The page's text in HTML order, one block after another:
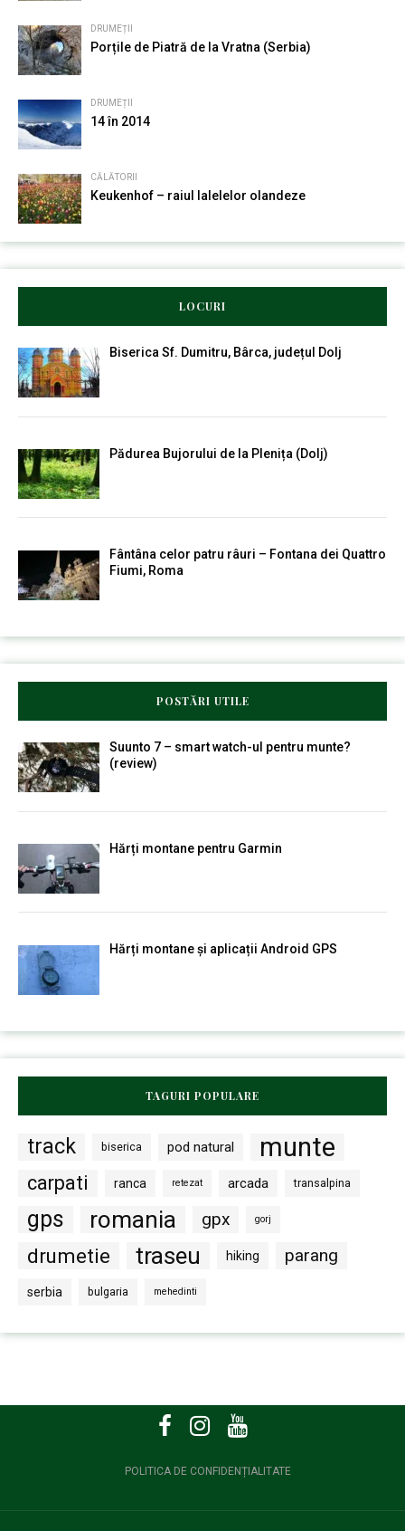
DRUMEȚII
Porțile de Piatră de la Vratna (Serbia)
DRUMEȚII
14 în 2014
CĂLĂTORII
Keukenhof – raiul lalelelor olandeze
LOCURI
Biserica Sf. Dumitru, Bârca, județul Dolj
Pădurea Bujorului de la Plenița (Dolj)
Fântâna celor patru râuri – Fontana dei Quattro
Fiumi, Roma
POSTĂRI UTILE
Suunto 7 – smart watch-ul pentru munte?
(review)
Hărți montane pentru Garmin
Hărți montane și aplicații Android GPS
TAGURI POPULARE
track biserica pod natural munte
carpati ranca retezat arcada transalpina
gps romania gpx gorj
drumetie traseu hiking parang
serbia bulgaria mehedinti
POLITICA DE CONFIDENȚIALITATE